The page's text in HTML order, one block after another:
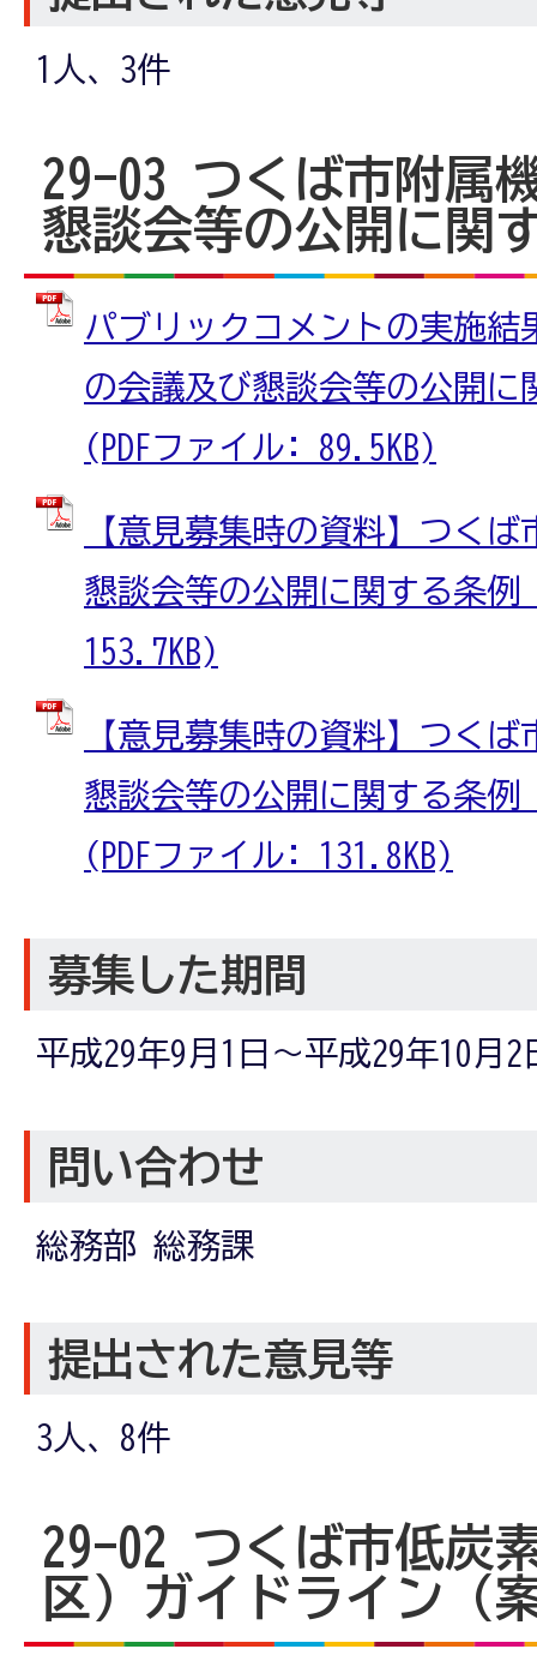
1人、3件
29-03 つくば市附属
懇談会等の公開に関
パブリックコメントの実施結
の会議及び懇談会等の公開に
(PDFファイル: 89.5KB)
【意見募集時の資料】つく
懇談会等の公開に関する条例
153.7KB)
【意見募集時の資料】つく
懇談会等の公開に関する条例
(PDFファイル: 131.8KB)
募集した期間
平成29年9月1日～平成29年10月2
問い合わせ
総務部 総務課
提出された意見等
3人、8件
29-02 つくば市低炭
区）ガイドライン（